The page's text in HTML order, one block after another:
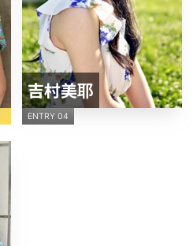
吉村美耶
ENTRY 04